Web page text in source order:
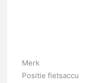
Merk
Positie fietsaccu